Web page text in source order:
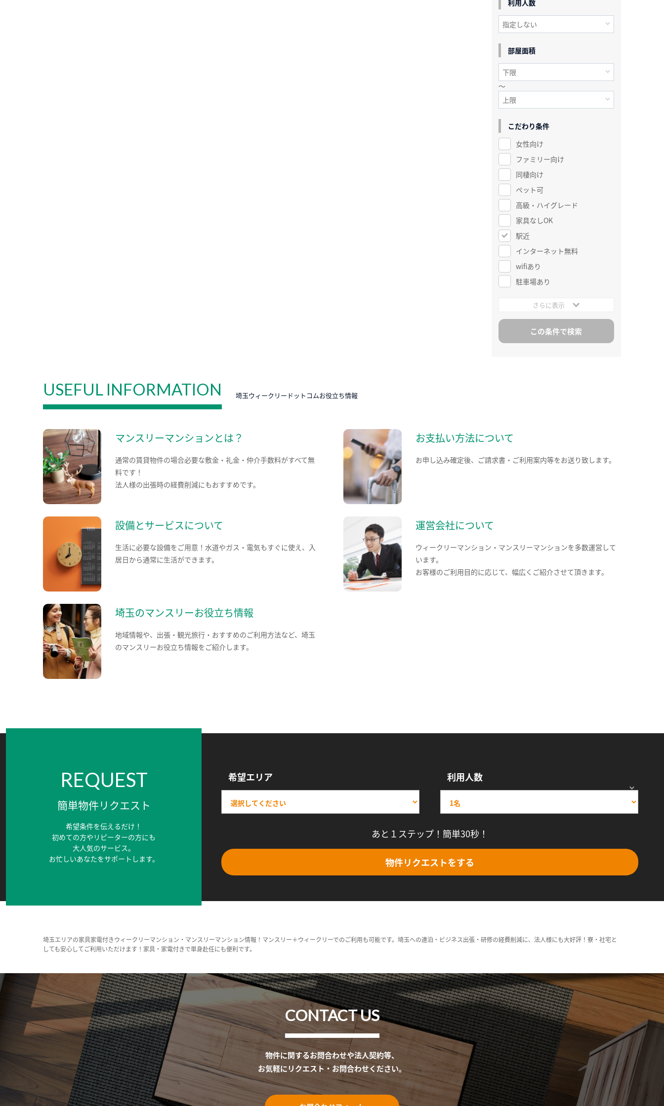
利用人数
部屋面積
～
こだわり条件
女性向け
ファミリー向け
同棲向け
ペット可
高級・ハイグレード
家具なしOK
駅近
インターネット無料
wifiあり
駐車場あり
さらに表示
USEFUL INFORMATION 埼玉ウィークリードットコムお役立ち情報
マンスリーマンションとは？
通常の賃貸物件の場合必要な敷金・礼金・仲介手数料がすべて無
料です！
法人様の出張時の経費削減にもおすすめです。
お支払い方法について
お申し込み確定後、ご請求書・ご利用案内等をお送り致します。
設備とサービスについて
生活に必要な設備をご用意！水道やガス・電気もすぐに使え、入
居日から通常に生活ができます。
運営会社について
ウィークリーマンション・マンスリーマンションを多数運営して
います。
お客様のご利用目的に応じて、幅広くご紹介させて頂きます。
埼玉のマンスリーお役立ち情報
地域情報や、出張・観光旅行・おすすめのご利用方法など、埼玉
のマンスリーお役立ち情報をご紹介します。
REQUEST
簡単物件リクエスト
希望条件を伝えるだけ！
初めての方やリピーターの方にも
大人気のサービス。
お忙しいあなたをサポートします。
希望エリア 利用人数
あと１ステップ！簡単30秒！
物件リクエストをする
埼玉エリアの家具家電付きウィークリーマンション・マンスリーマンション情報！マンスリー＋ウィークリーでのご利用も可能です。埼玉への連泊・ビジネス出張・研修の経費削減に、法人様にも大好評！寮・社宅と
しても安心してご利用いただけます！家具・家電付きで単身赴任にも便利です。
CONTACT US
物件に関するお問合わせや法人契約等、
お気軽にリクエスト・お問合わせください。